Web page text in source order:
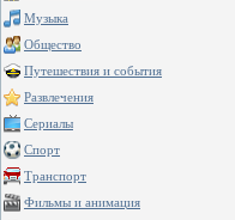
Музыка
Общество
Путешествия и события
Развлечения
Сериалы
Спорт
Транспорт
Фильмы и анимация